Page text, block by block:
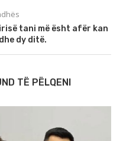
tani më ësht afër kan
dy ditë.
TË PËLQENI